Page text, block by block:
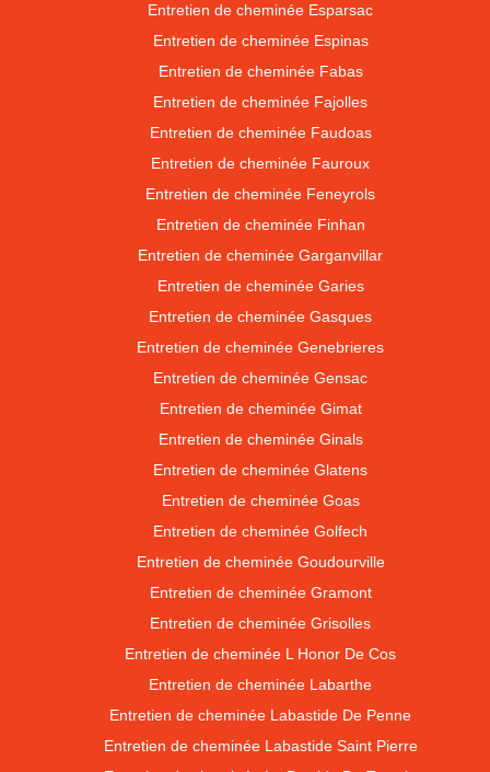
Entretien de cheminée Esparsac
Entretien de cheminée Espinas
Entretien de cheminée Fabas
Entretien de cheminée Fajolles
Entretien de cheminée Faudoas
Entretien de cheminée Fauroux
Entretien de cheminée Feneyrols
Entretien de cheminée Finhan
Entretien de cheminée Garganvillar
Entretien de cheminée Garies
Entretien de cheminée Gasques
Entretien de cheminée Genebrieres
Entretien de cheminée Gensac
Entretien de cheminée Gimat
Entretien de cheminée Ginals
Entretien de cheminée Glatens
Entretien de cheminée Goas
Entretien de cheminée Golfech
Entretien de cheminée Goudourville
Entretien de cheminée Gramont
Entretien de cheminée Grisolles
Entretien de cheminée L Honor De Cos
Entretien de cheminée Labarthe
Entretien de cheminée Labastide De Penne
Entretien de cheminée Labastide Saint Pierre